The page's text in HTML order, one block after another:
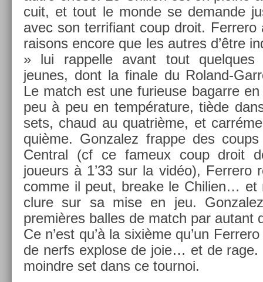
cuit, et tout le monde se de­man­de
avec son ter­rifiant coup droit. Fer­rero
raisons en­core que les aut­res d’être
» lui rap­pelle avant tout quel­ques
jeunes, dont la fin­ale du Roland-
Le match est une furieuse bagar­re
peu à peu en tempéra­ture, tiède
sets, chaud au quat­rième, et
quiè­me. Gon­zalez frap­pe des
Centr­al (cf ce fameux coup droit
joueurs à 1’33 sur la vidéo), Fer­rero
comme il peut, breake le Chili­en… et
clure sur sa mise en jeu.
premières bal­les de match par autant
Ce n’est qu’à la sixième qu’un
de nerfs ex­plose de joie… et de rage.
moindre set dans ce tour­noi.